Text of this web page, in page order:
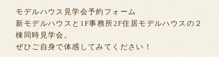
モデルハウス見学会予約フォーム
新モデルハウスと1F事務所2F住居モデルハウスの２
棟同時見学会。
ぜひご自身で体感してみてください！